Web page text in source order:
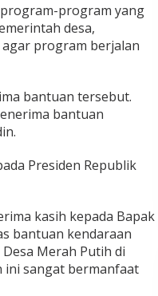
program yang
desa,
program berjalan
bantuan tersebut.
bantuan
Presiden Republik
kasih kepada Bapak
bantuan kendaraan
Merah Putih di
ini sangat bermanfaat